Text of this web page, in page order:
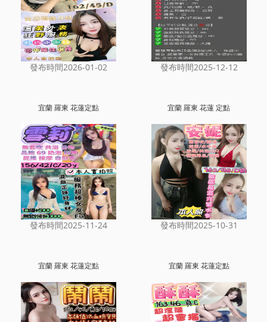
發布時間2026-01-02 發布時間2025-12-12
宜蘭 羅東 花蓮定點
發布時間2025-11-24
宜蘭 羅東 花蓮 定點
發布時間2025-10-31
宜蘭 羅東 花蓮定點 宜蘭 羅東 花蓮定點